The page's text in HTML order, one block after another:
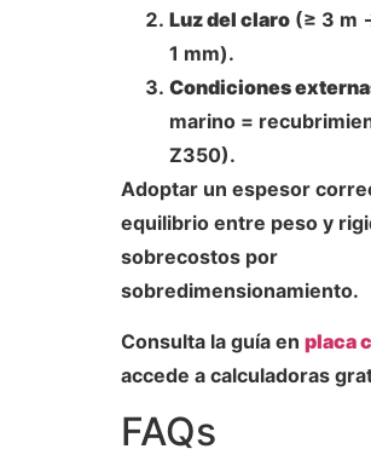
Luz del claro (≥ 3 m
1 mm).
Condiciones
marino =
Z350).
Adoptar un espesor
equilibrio entre peso y
sobrecostos por
sobredimensionamiento.
Consulta la guía en placa
accede a calculadoras
FAQs